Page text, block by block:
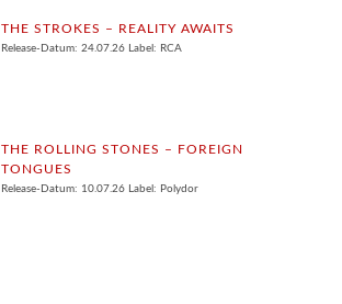
THE STROKES – REALITY AWAITS
Release-Datum: 24.07.26 Label: RCA
THE ROLLING STONES – FOREIGN
TONGUES
Release-Datum: 10.07.26 Label: Polydor